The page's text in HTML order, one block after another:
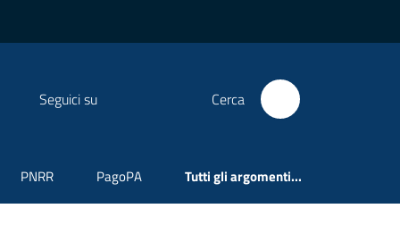
Seguici su Cerca
PNRR PagoPA Tutti gli argomenti...